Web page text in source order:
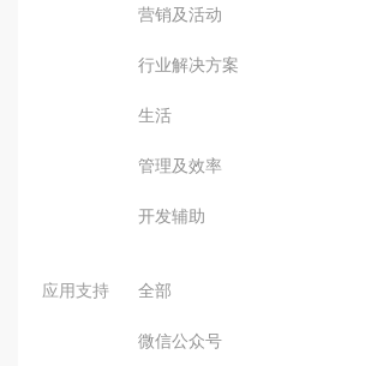
营销及活动
行业解决方案
生活
管理及效率
开发辅助
应用支持 全部
微信公众号